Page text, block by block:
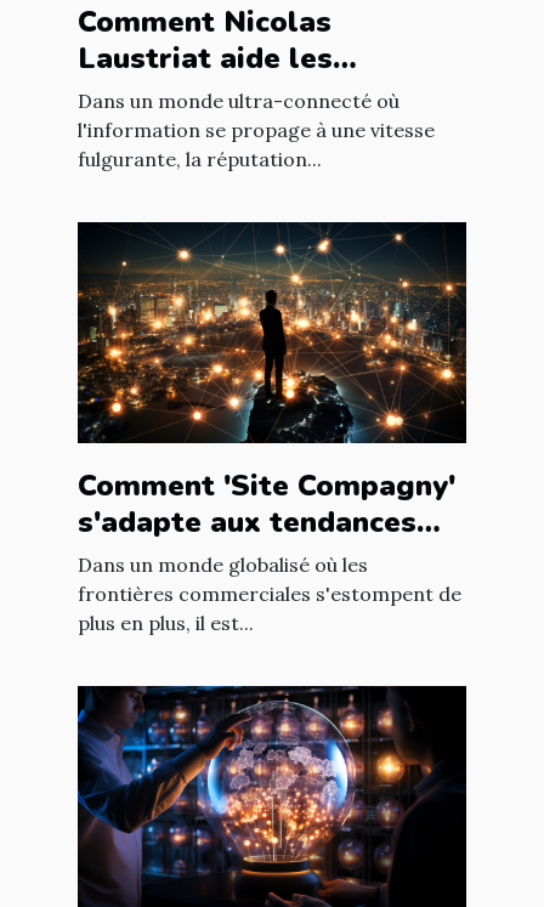
Comment Nicolas
Laustriat aide les
entreprises à améliorer
leur e-réputation
Dans un monde ultra-connecté où
l'information se propage à une vitesse
fulgurante, la réputation...
Comment 'Site Compagny'
s'adapte aux tendances
internationales du marché
en ligne
Dans un monde globalisé où les
frontières commerciales s'estompent de
plus en plus, il est...